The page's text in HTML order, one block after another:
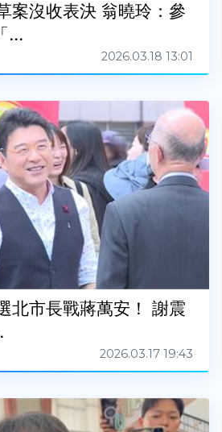
案沒收表決 翁曉玲：參
...
2026.03.18 13:01
北市長戰蔣萬安！ 謝震
2026.03.17 19:43